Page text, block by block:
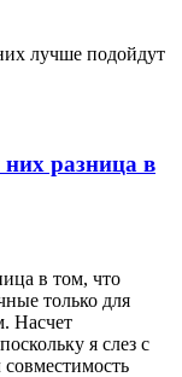
лучше подойдут
разница в
в том, что
только для
Насчет
я слез с
совместимость